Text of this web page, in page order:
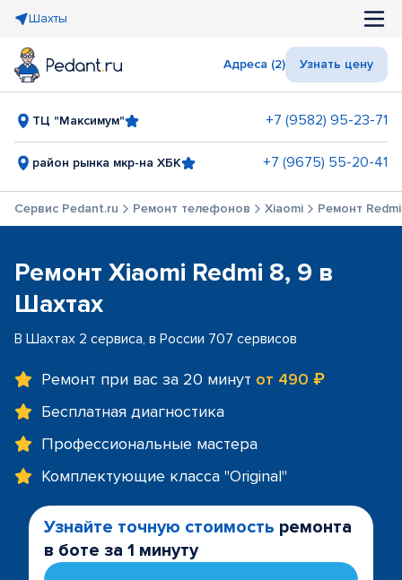
Шахты
Адреса (2) Узнать цену
ТЦ "Максимум" +7 (9582) 95-23-71
район рынка мкр-на ХБК +7 (9675) 55-20-41
Сервис Pedant.ru Ремонт телефонов Xiaomi Ремонт
Ремонт Xiaomi Redmi 8, 9 в
Шахтах
В Шахтах 2 сервиса, в России 707 сервисов
Ремонт при вас за 20 минут от 490 ₽
Бесплатная диагностика
Профессиональные мастера
Комплектующие класса "Original"
Узнайте точную стоимость ремонта
в боте за 1 минуту